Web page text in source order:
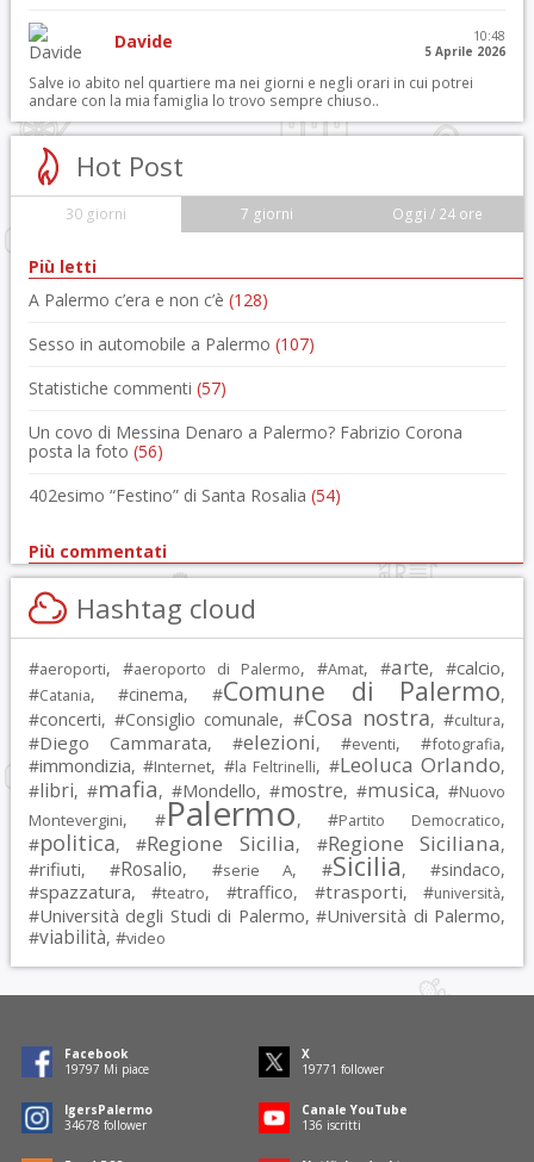
Davide
10:48
5 Aprile 2026
Salve io abito nel quartiere ma nei giorni e negli orari in cui potrei
andare con la mia famiglia lo trovo sempre chiuso..
Hot Post
30 giorni 7 giorni Oggi / 24 ore
Più letti
A Palermo c’era e non c’è (128)
Sesso in automobile a Palermo (107)
Statistiche commenti (57)
Un covo di Messina Denaro a Palermo? Fabrizio Corona
posta la foto (56)
402esimo “Festino” di Santa Rosalia (54)
Più commentati
Hashtag cloud
#aeroporti, #aeroporto di Palermo, #Amat, #arte, #calcio,
#Catania, #cinema, #Comune di Palermo,
#concerti, #Consiglio comunale, #Cosa nostra, #cultura,
#Diego Cammarata, #elezioni, #eventi, #fotografia,
#immondizia, #Internet, #la Feltrinelli, #Leoluca Orlando,
#libri, #mafia, #Mondello, #mostre, #musica, #Nuovo
Montevergini, #Palermo, #Partito Democratico,
#politica, #Regione Sicilia, #Regione Siciliana,
#rifiuti, #Rosalio, #serie A, #Sicilia, #sindaco,
#spazzatura, #teatro, #traffico, #trasporti, #università,
#Università degli Studi di Palermo, #Università di Palermo,
#viabilità, #video
Facebook
19797 Mi piace
X
19771 follower
IgersPalermo
34678 follower
Canale YouTube
136 iscritti